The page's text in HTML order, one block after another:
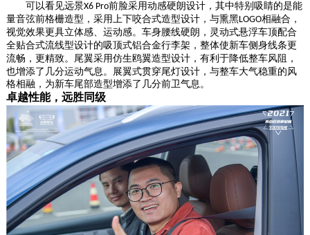
可以看见远景X6 Pro前脸采用动感硬朗设计，其中特别吸睛的是能
量音弦前格栅造型，采用上下咬合式造型设计，与熏黑LOGO相融合，
视觉效果更具立体感、运动感。 车身腰线硬朗，灵动式悬浮车顶配合
全贴合式流线型设计的吸顶式铝合金行李架，整体使新车侧身线条更
流畅，更精致。 尾翼采用仿生鸥翼造型设计，有利于降低整车风阻，
也增添了几分运动气息。展翼式贯穿尾灯设计，与整车大气稳重的风
格相融，为新车尾部造型增添了几分前卫气息。
卓越性能，远胜同级